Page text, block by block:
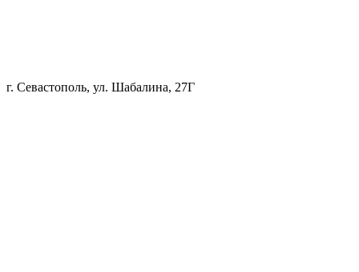
г. Севастополь, ул. Шабалина, 27Г